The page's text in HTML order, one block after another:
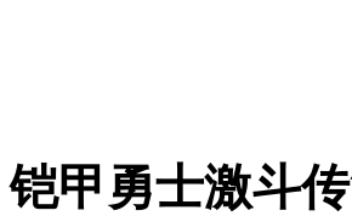
铠甲勇士激斗